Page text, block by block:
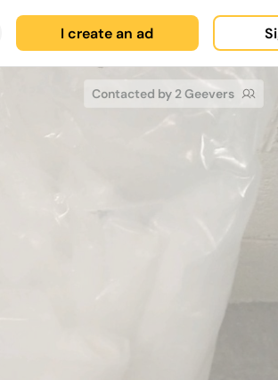
I create an ad
Contacted by 2 Geevers